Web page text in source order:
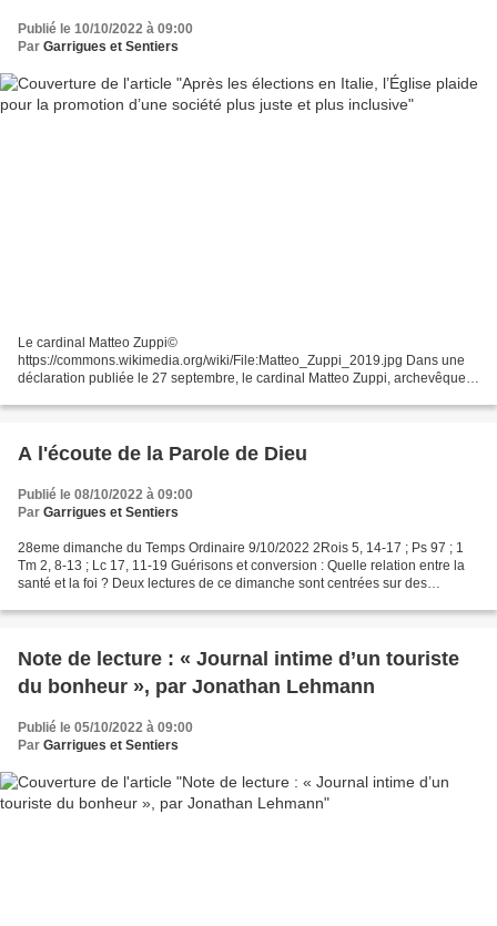
Publié le 10/10/2022 à 09:00
Par Garrigues et Sentiers
Le cardinal Matteo Zuppi©
https://commons.wikimedia.org/wiki/File:Matteo_Zuppi_2019.jpg Dans une
déclaration publiée le 27 septembre, le cardinal Matteo Zuppi, archevêque
que l’Église...
A l'écoute de la Parole de Dieu
Publié le 08/10/2022 à 09:00
Par Garrigues et Sentiers
28eme dimanche du Temps Ordinaire 9/10/2022 2Rois 5, 14-17 ; Ps 97 ; 1
Tm 2, 8-13 ; Lc 17, 11-19 Guérisons et conversion : Quelle relation entre la
santé et la foi ? Deux lectures de ce dimanche sont centrées sur des
Note de lecture : « Journal intime d’un touriste
du bonheur », par Jonathan Lehmann
Publié le 05/10/2022 à 09:00
Par Garrigues et Sentiers